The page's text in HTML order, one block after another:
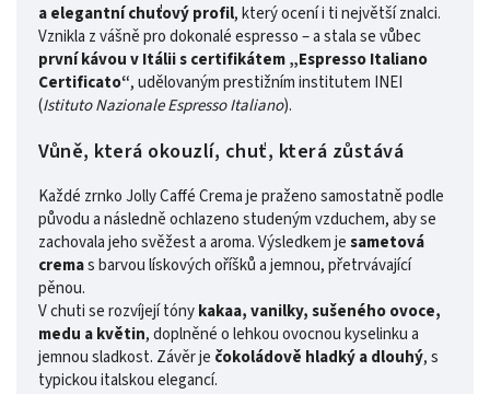
a elegantní chuťový profil, který ocení i ti největší znalci.
Vznikla z vášně pro dokonalé espresso – a stala se vůbec
první kávou v Itálii s certifikátem „Espresso Italiano
Certificato“, udělovaným prestižním institutem INEI
(Istituto Nazionale Espresso Italiano).
Vůně, která okouzlí, chuť, která zůstává
Každé zrnko Jolly Caffé Crema je praženo samostatně podle
původu a následně ochlazeno studeným vzduchem, aby se
zachovala jeho svěžest a aroma. Výsledkem jesametová
cremas barvou lískových oříšků a jemnou, přetrvávající
pěnou.
V chuti se rozvíjejí tónykakaa, vanilky, sušeného ovoce,
medu a květin, doplněné o lehkou ovocnou kyselinku a
jemnou sladkost. Závěr je čokoládově hladký a dlouhý, s
typickou italskou elegancí.